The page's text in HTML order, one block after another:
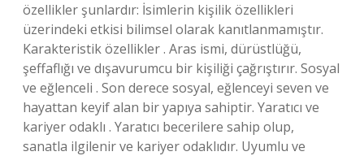
özellikler şunlardır: İsimlerin kişilik özellikleri
üzerindeki etkisi bilimsel olarak kanıtlanmamıştır.
Karakteristik özellikler . Aras ismi, dürüstlüğü,
şeffaflığı ve dışavurumcu bir kişiliği çağrıştırır. Sosyal
ve eğlenceli . Son derece sosyal, eğlenceyi seven ve
hayattan keyif alan bir yapıya sahiptir. Yaratıcı ve
kariyer odaklı . Yaratıcı becerilere sahip olup,
sanatla ilgilenir ve kariyer odaklıdır. Uyumlu ve